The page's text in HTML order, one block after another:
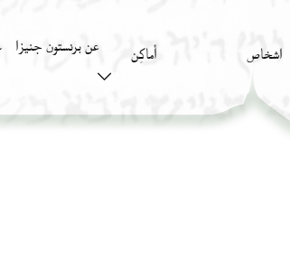
اشخاص أَماكِن عن برنستون جنيزا